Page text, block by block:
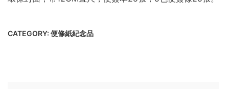
CATEGORY: 便條紙紀念品